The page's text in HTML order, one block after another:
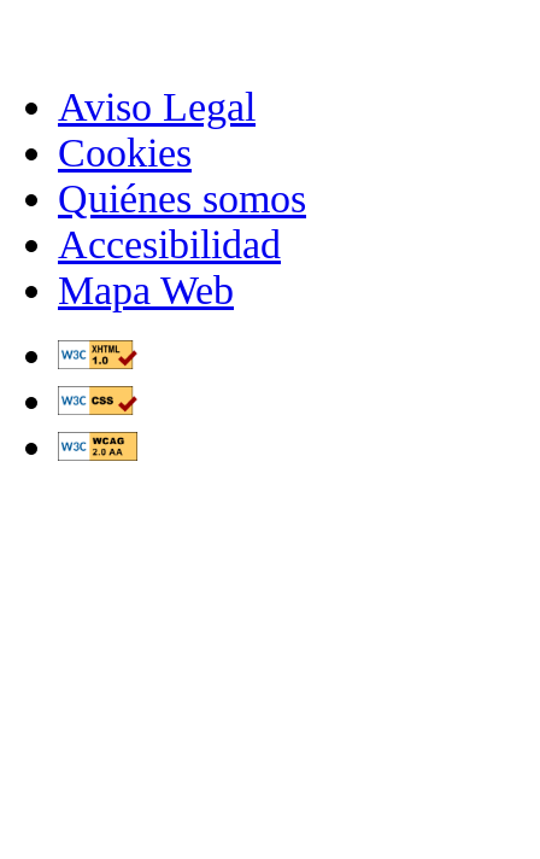
Aviso Legal
Cookies
Quiénes somos
Accesibilidad
Mapa Web